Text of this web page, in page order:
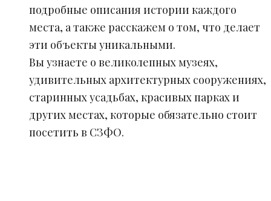
подробные описания истории каждого
места, а также расскажем о том, что делает
эти объекты уникальными.
Вы узнаете о великолепных музеях,
удивительных архитектурных сооружениях,
старинных усадьбах, красивых парках и
других местах, которые обязательно стоит
посетить в СЗФО.